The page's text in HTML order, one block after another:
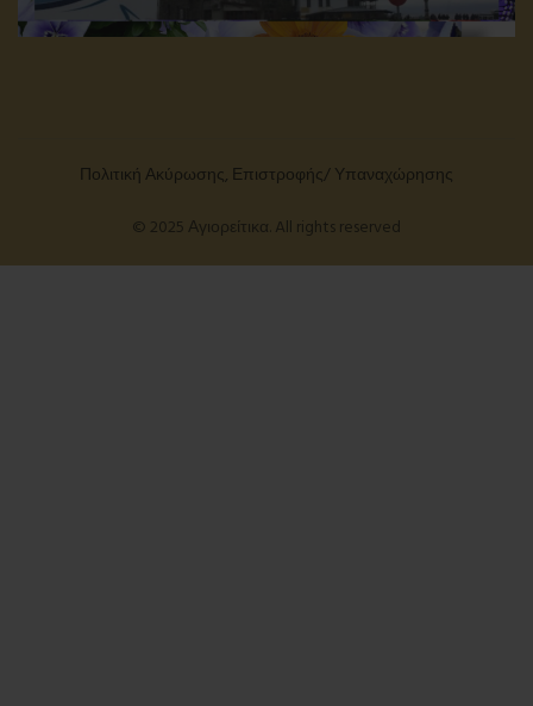
Πολιτική Ακύρωσης, Επιστροφής/ Υπαναχώρησης
© 2025 Αγιορείτικα. All rights reserved